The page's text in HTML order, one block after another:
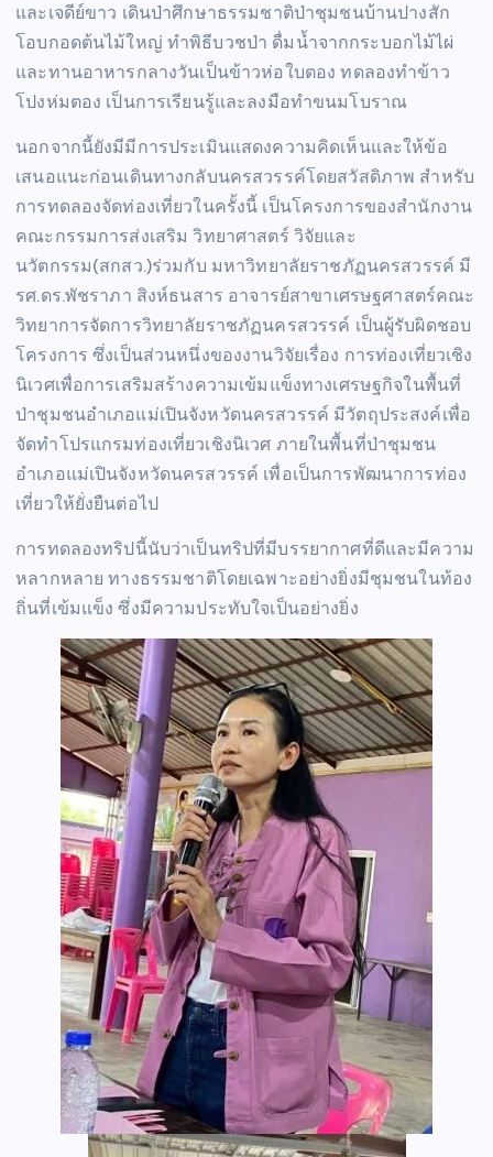
และเจดีย์ขาว เดินป่าศึกษาธรรมชาติป่าชุมชนบ้านปางสัก
โอบกอดต้นไม้ใหญ่ ทำพิธีบวชป่า ดื่มน้ำจากกระบอกไม้ไผ่
และทานอาหารกลางวันเป็นข้าวห่อใบตอง ทดลองทำข้าว
โปงห่มตอง เป็นการเรียนรู้และลงมือทำขนมโบราณ
นอกจากนี้ยังมีมีการประเมินแสดงความคิดเห็นและให้ข้อ
เสนอแนะก่อนเดินทางกลับนครสวรรค์โดยสวัสดิภาพ สำหรับ
การทดลองจัดท่องเที่ยวในครั้งนี้ เป็นโครงการของสำนักงาน
คณะกรรมการส่งเสริม วิทยาศาสตร์ วิจัยและ
นวัตกรรม(สกสว.)ร่วมกับ มหาวิทยาลัยราชภัฏนครสวรรค์ มี
รศ.ดร.พัชราภา สิงห์ธนสาร อาจารย์สาขาเศรษฐศาสตร์คณะ
วิทยาการจัดการวิทยาลัยราชภัฏนครสวรรค์ เป็นผู้รับผิดชอบ
โครงการ ซึ่งเป็นส่วนหนึ่งของงานวิจัยเรื่อง การท่องเที่ยวเชิง
นิเวศเพื่อการเสริมสร้างความเข้มแข็งทางเศรษฐกิจในพื้นที่
ป่าชุมชนอำเภอแม่เปินจังหวัดนครสวรรค์ มีวัตถุประสงค์เพื่อ
จัดทำโปรแกรมท่องเที่ยวเชิงนิเวศ ภายในพื้นที่ป่าชุมชน
อำเภอแม่เปินจังหวัดนครสวรรค์ เพื่อเป็นการพัฒนาการท่อง
เที่ยวให้ยั่งยืนต่อไป
การทดลองทริปนี้นับว่าเป็นทริปที่มีบรรยากาศที่ดีและมีความ
หลากหลาย ทางธรรมชาติโดยเฉพาะอย่างยิ่งมีชุมชนในท้อง
ถิ่นที่เข้มแข็ง ซึ่งมีความประทับใจเป็นอย่างยิ่ง